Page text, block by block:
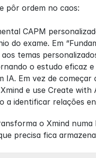
pôr ordem no caos:
CAPM
do exame. Em
aos temas
o estudo eficaz
IA. Em vez de
e use Create
a identificar relações
o Xmind
precisa fica